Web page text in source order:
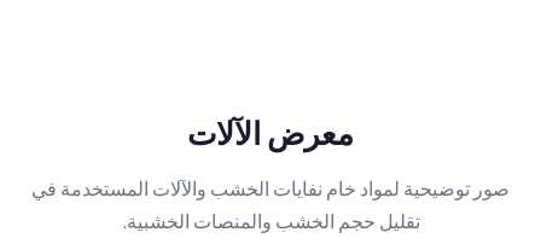
معرض الآلات
صور توضيحية لمواد خام نفايات الخشب والآلات المستخدمة في
تقليل حجم الخشب والمنصات الخشبية.